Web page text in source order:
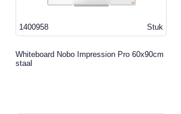
Stuk
1400958
Whiteboard Nobo Impression Pro 60x90cm
staal